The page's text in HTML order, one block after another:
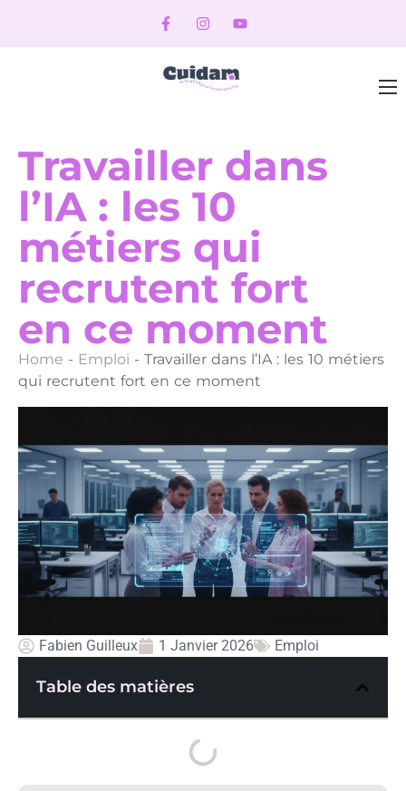
Travailler dans
l’IA : les 10
métiers qui
recrutent fort
en ce moment
Home - Emploi - Travailler dans l’IA : les 10 métiers
qui recrutent fort en ce moment
Fabien Guilleux 1 Janvier 2026 Emploi
Table des matières